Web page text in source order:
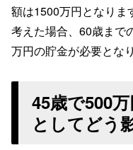
額は1500万円となりま
考えた場合、60歳まで
万円の貯金が必要とな
45歳で500
としてどう